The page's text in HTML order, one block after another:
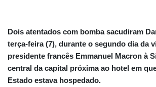
CZK
DJF
DKK 7.476071
DZD
Dois atentados com bomba sacudiram
terça-feira (7), durante o segundo dia da
presidente francês Emmanuel Macron à
central da capital próxima ao hotel em
Estado estava hospedado.